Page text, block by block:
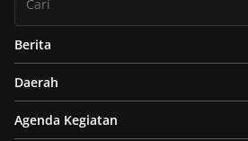
Berita
Daerah
Agenda Kegiatan